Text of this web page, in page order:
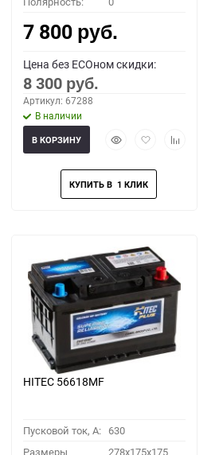
7 800 руб.
Цена без ECOном скидки:
8 300 руб.
Артикул: 67288
В наличии
БыстрыйДобавить
избранное
Добавить
В КОРЗИНУ
HITEC 56618MF
Пусковой ток, A: 630